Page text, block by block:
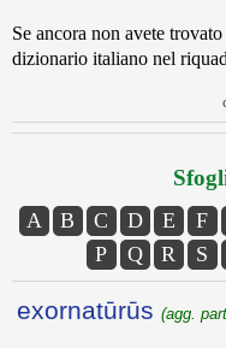
Se ancora non avete
dizionario italiano nel
A B C D E F
P
Q R S
exornatūrūs (agg.